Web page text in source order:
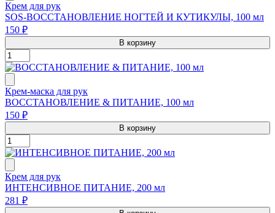
Крем для рук
SOS-ВОССТАНОВЛЕНИЕ НОГТЕЙ И КУТИКУЛЫ, 100 мл
150 ₽
В корзину
Крем-маска для рук
ВОССТАНОВЛЕНИЕ & ПИТАНИЕ, 100 мл
150 ₽
В корзину
Крем для рук
ИНТЕНСИВНОЕ ПИТАНИЕ, 200 мл
281 ₽